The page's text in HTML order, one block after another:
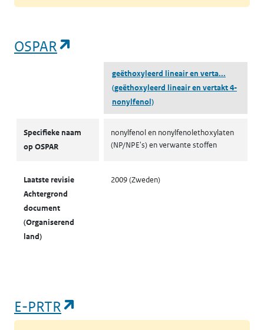
OSPAR
geëthoxyleerd lineair en verta...
(geëthoxyleerd lineair en vertakt 4-
nonylfenol)
Specifieke naam
op OSPAR
nonylfenol en nonylfenolethoxylaten
(NP/NPE's) en verwante stoffen
Laatste revisie
Achtergrond
document
(Organiserend
land)
2009 (Zweden)
E-PRTR